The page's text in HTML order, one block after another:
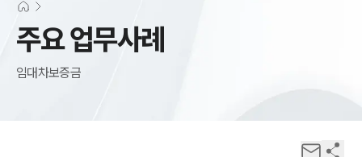
주요 업무사례
임대차보증금